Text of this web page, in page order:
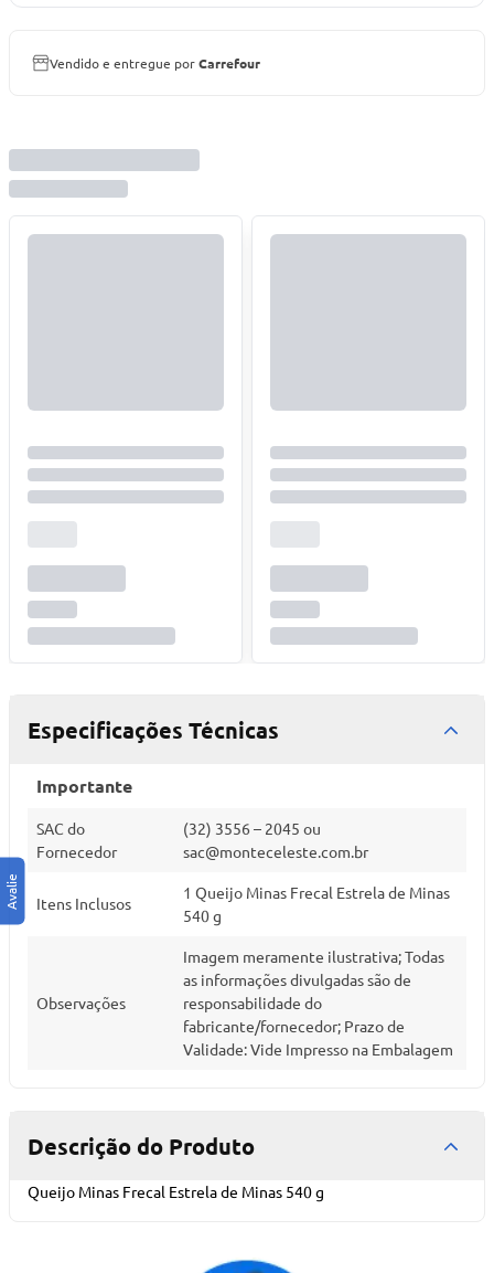
Vendido e entregue porCarrefour
Especificações Técnicas
Importante
SAC do
Fornecedor
(32) 3556 – 2045 ou
sac@monteceleste.com.br
Itens Inclusos
1 Queijo Minas Frecal Estrela de Minas
540 g
Observações
Imagem meramente ilustrativa; Todas
as informações divulgadas são de
responsabilidade do
fabricante/fornecedor; Prazo de
Validade: Vide Impresso na Embalagem
Descrição do Produto
Queijo Minas Frecal Estrela de Minas 540 g